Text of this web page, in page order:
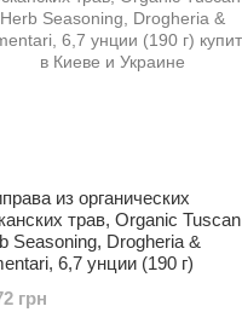
из органических
трав, Organic Tuscan
Seasoning, Drogheria &
6,7 унции (190 г)
грн